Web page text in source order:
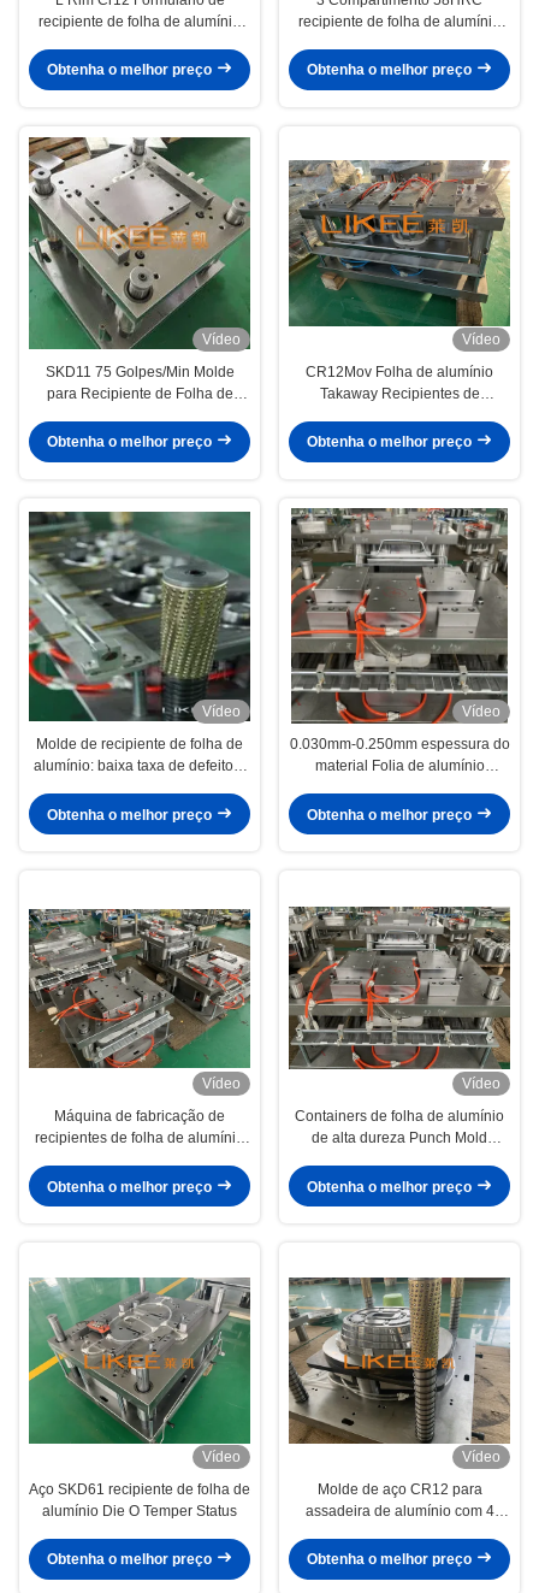
recipiente de folha de alumínio
Obtenha o melhor preço
recipiente de folha de alumínio
de alumínio moldes
Obtenha o melhor preço
Vídeo
SKD11 75 Golpes/Min Molde
para Recipiente de Folha de
Óleo
Obtenha o melhor preço
Vídeo
CR12Mov Folha de alumínio
Takaway Recipientes de
cavidades
Obtenha o melhor preço
Vídeo
Molde de recipiente de folha de
alumínio: baixa taxa de defeito e
Obtenha o melhor preço
Vídeo
0.030mm-0.250mm espessura do
material Folia de alumínio
duradoura
Obtenha o melhor preço
Vídeo
Máquina de fabricação de
recipientes de folha de alumínio
personalizado
Obtenha o melhor preço
Vídeo
Containers de folha de alumínio
de alta dureza Punch Mold
Obtenha o melhor preço
Vídeo
Aço SKD61 recipiente de folha de
alumínio Die O Temper Status
Obtenha o melhor preço
Vídeo
Molde de aço CR12 para
assadeira de alumínio com 4
Obtenha o melhor preço